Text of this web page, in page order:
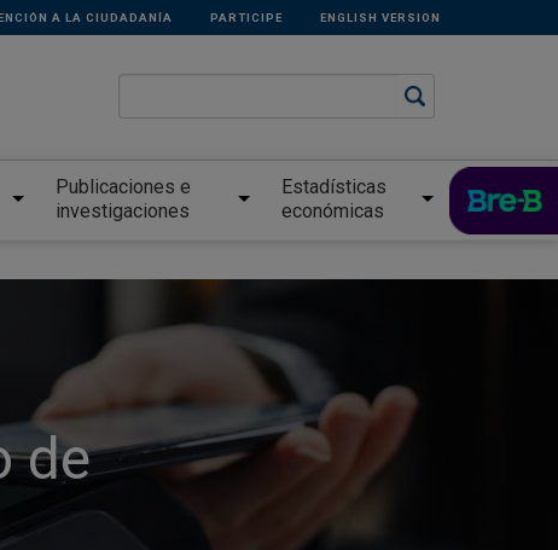
A LA CIUDADANÍA PARTICIPE ENGLISH VERSION
Publicaciones e
investigaciones
Estadísticas
económicas
de